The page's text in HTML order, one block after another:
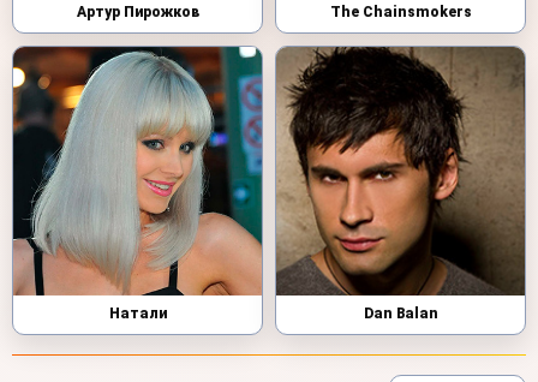
Артур Пирожков The Chainsmokers
Натали Dan Balan